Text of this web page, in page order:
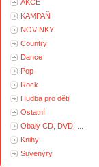
AKCE
KAMPAŇ
NOVINKY
Country
Dance
Pop
Rock
Hudba pro děti
Ostatní
Obaly CD, DVD, ...
Knihy
Suvenýry